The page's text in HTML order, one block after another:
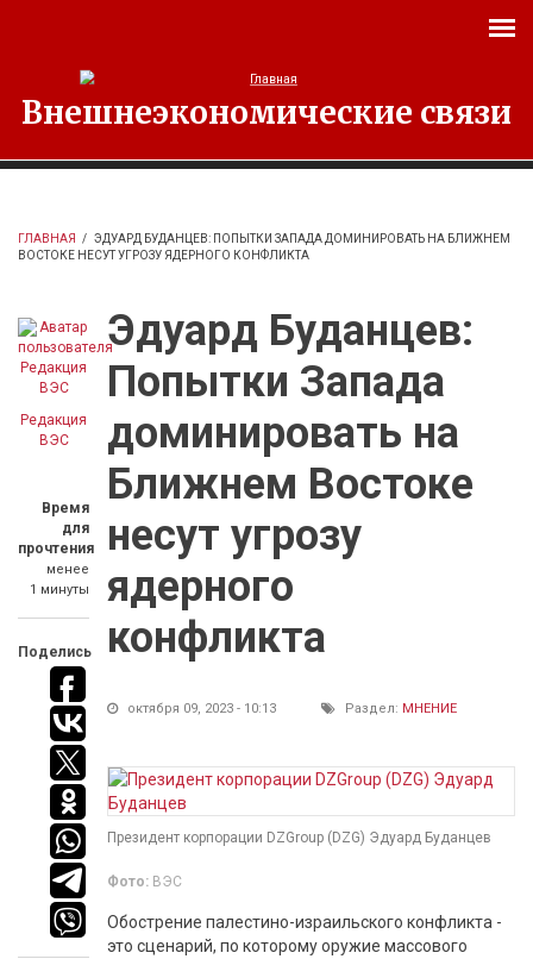
Внешнеэкономические связи
ГЛАВНАЯ / ЭДУАРД БУДАНЦЕВ: ПОПЫТКИ ЗАПАДА ДОМИНИРОВАТЬ НА БЛИЖНЕМ
ВОСТОКЕ НЕСУТ УГРОЗУ ЯДЕРНОГО КОНФЛИКТА
Редакция
ВЭС
Время
для
прочтения
менее
1 минуты
Поделись
Эдуард Буданцев:
Попытки Запада
доминировать на
Ближнем Востоке
несут угрозу
ядерного
конфликта
октября 09, 2023 - 10:13 Раздел: МНЕНИЕ
Президент корпорации DZGroup (DZG) Эдуард Буданцев
Фото: ВЭС
Обострение палестино-израильского конфликта -
это сценарий, по которому оружие массового